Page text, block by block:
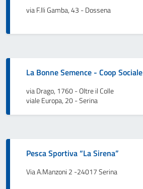
via F.lli Gamba, 43 - Dossena
La Bonne Semence - Coop Sociale
via Drago, 1760 - Oltre il Colle
viale Europa, 20 - Serina
Pesca Sportiva “La Sirena”
Via A.Manzoni 2 -24017 Serina